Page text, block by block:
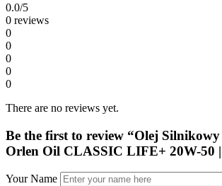
0.0/5
0 reviews
0
0
0
0
0
There are no reviews yet.
Be the first to review “Olej
Orlen Oil CLASSIC LIFE+ 20W-50
Your Name